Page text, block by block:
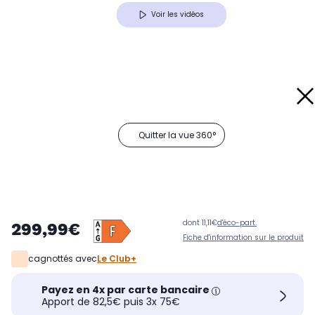
Voir les vidéos
Quitter la vue 360°
299,99€ dont 11,11€d'éco-part.
Fiche d'information sur le produit
cagnottés avecLe Club+
Payez en 4x par carte bancaire
Apport de 82,5€ puis 3x 75€